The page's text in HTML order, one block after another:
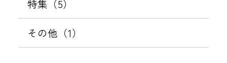
特集（5）
その他（1）